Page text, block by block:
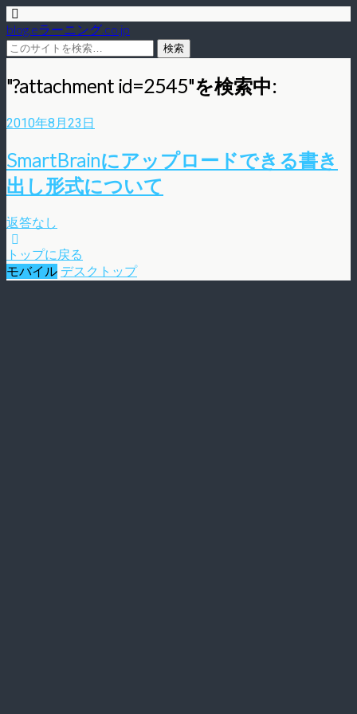
blog.eラーニング.co.jp
"?attachment id=2545"を検索中:
2010年8月23日
SmartBrainにアップロードできる書き
出し形式について
返答なし
トップに戻る
モバイル デスクトップ